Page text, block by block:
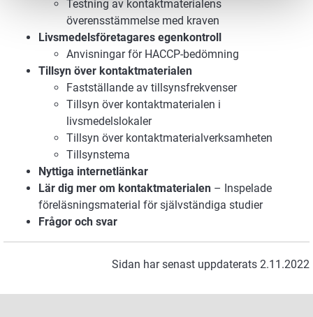
Testning av kontaktmaterialens
överensstämmelse med kraven
Livsmedelsföretagares egenkontroll
Anvisningar för HACCP-bedömning
Tillsyn över kontaktmaterialen
Fastställande av tillsynsfrekvenser
Tillsyn över kontaktmaterialen i
livsmedelslokaler
Tillsyn över kontaktmaterialverksamheten
Tillsynstema
Nyttiga internetlänkar
Lär dig mer om kontaktmaterialen – Inspelade
föreläsningsmaterial för självständiga studier
Frågor och svar
Sidan har senast uppdaterats 2.11.2022